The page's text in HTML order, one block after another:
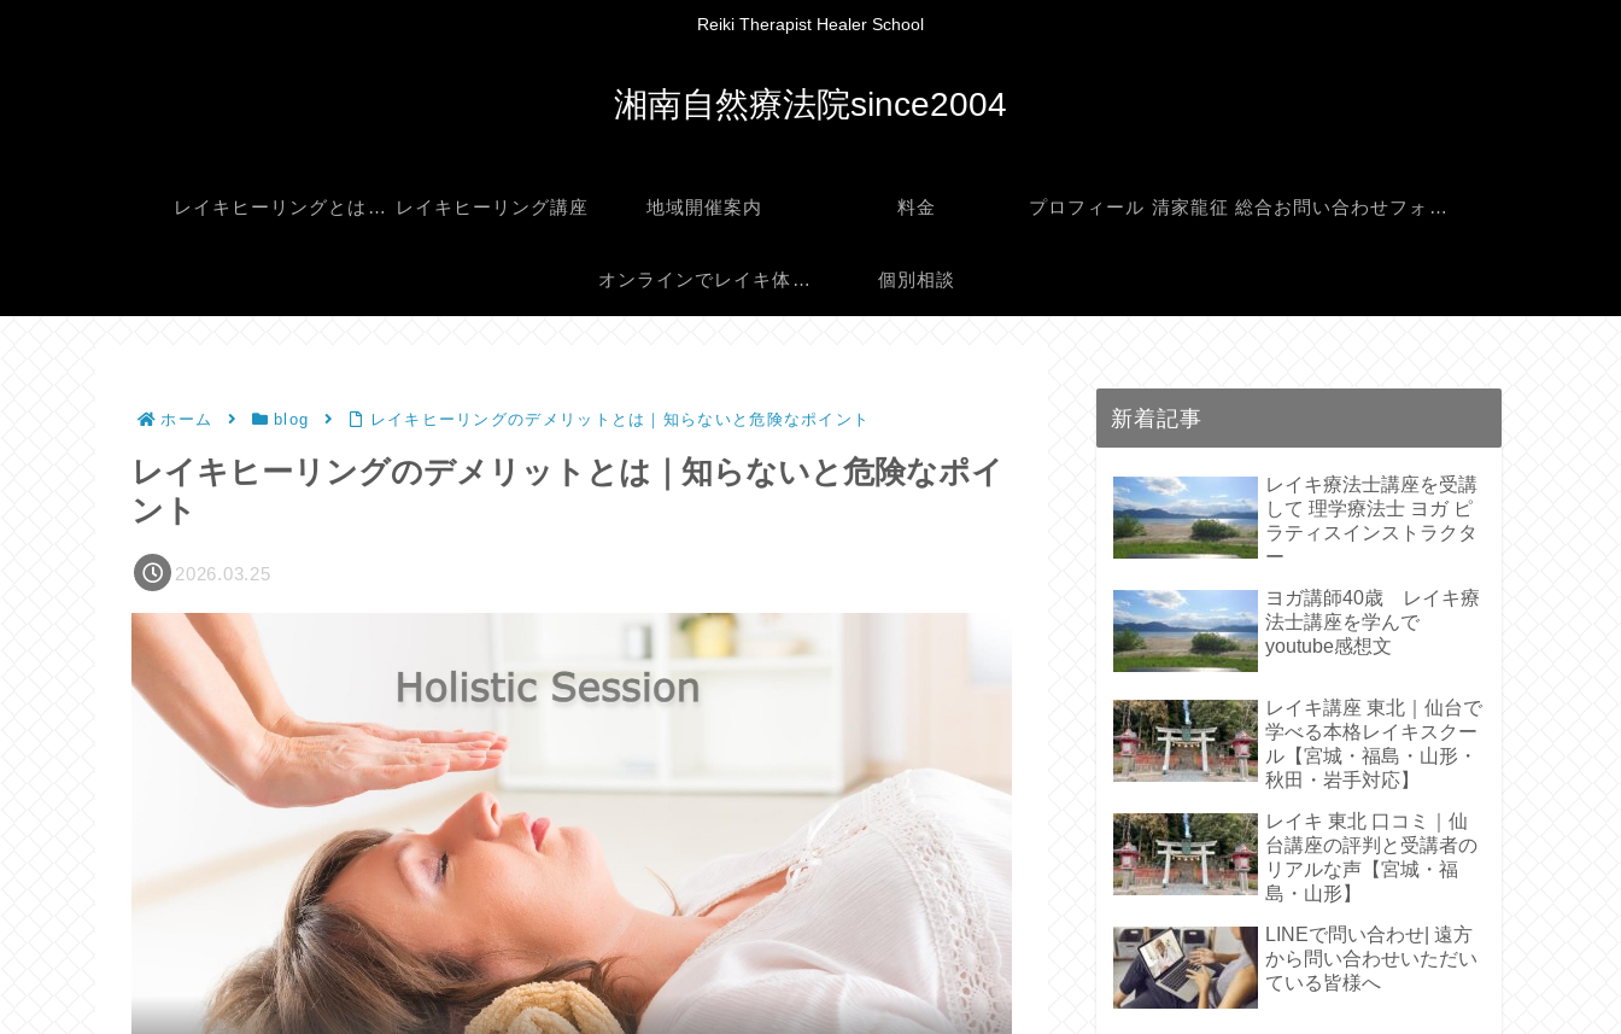
Reiki Therapist Healer School
湘南自然療法院since2004
レイキヒーリングとは？ レイキヒーリング講座 地域開催案内 料金 プロフィール 清家龍征 総合お問い合わせフォーム
オンラインでレイキ体験 個別相談
ホーム blog レイキヒーリングのデメリットとは｜知らないと危険なポイント
レイキヒーリングのデメリットとは｜知らないと危険なポイ
ント
2026.03.25
新着記事
レイキ療法士講座を受講
して 理学療法士 ヨガ ピ
ラティスインストラクタ
ー
ヨガ講師40歳 レイキ療
法士講座を学んで
youtube感想文
レイキ講座 東北｜仙台で
学べる本格レイキスクー
ル【宮城・福島・山形・
秋田・岩手対応】
レイキ 東北 口コミ｜仙
台講座の評判と受講者の
リアルな声【宮城・福
島・山形】
LINEで問い合わせ| 遠方
から問い合わせいただい
ている皆様へ